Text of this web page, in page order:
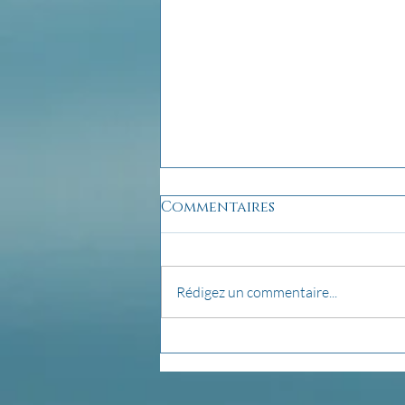
pensée du jour...
Commentaires
Rédigez un commentaire...